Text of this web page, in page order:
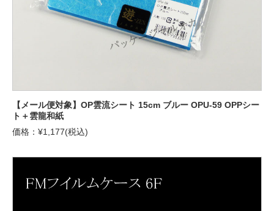
【メール便対象】OP雲流シート 15cm ブルー OPU-59 OPPシー
ト＋雲龍和紙
価格：¥1,177(税込)